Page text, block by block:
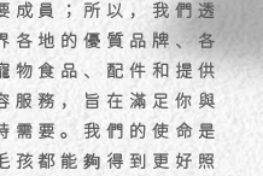
成員；所以，我們透
各地的優質品牌、各
物食品、配件和提供
服務，旨在滿足你與
需要。我們的使命是
孩都能夠得到更好照